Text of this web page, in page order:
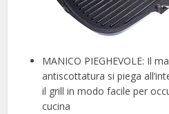
MANICO PIEGHEVOLE: Il
antiscottatura si piega
il grill in modo facile per
cucina